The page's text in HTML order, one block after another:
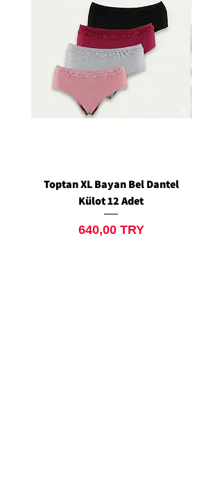
Toptan XL Bayan Bel Dantel
Külot 12 Adet
Prix
640,00 TRY